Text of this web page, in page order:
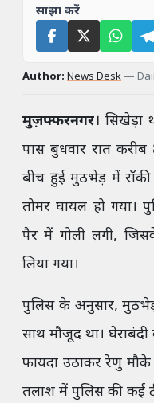
साझा करें
Author: News Desk —
मुज़फ्फरनगर। सिखेड़ा
पास बुधवार रात
बीच हुई मुठभेड़ में
तोमर घायल हो गया।
पैर में गोली लगी,
लिया गया।
पुलिस के अनुसार,
साथ मौजूद था।
फायदा उठाकर रेणु
तलाश में पुलिस की कई